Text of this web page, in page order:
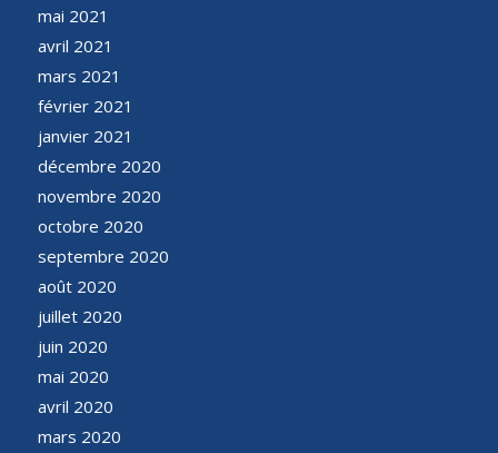
mai 2021
avril 2021
mars 2021
février 2021
janvier 2021
décembre 2020
novembre 2020
octobre 2020
septembre 2020
août 2020
juillet 2020
juin 2020
mai 2020
avril 2020
mars 2020